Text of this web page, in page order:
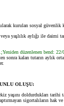
kurulan sosyal güvenlik
yaşlılık aylığı ile daimi
düzenlenen bend:
kalan tutarın aylık
OLUŞU:
yaşını doldurdukları tarihi
sigortalıların